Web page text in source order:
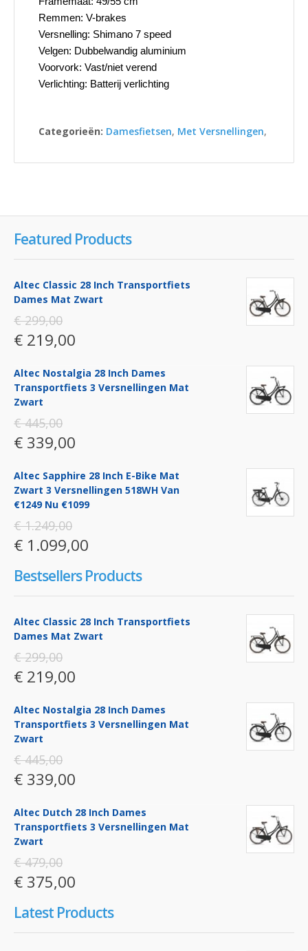
Remmen: V-brakes
Versnelling: Shimano 7 speed
Velgen: Dubbelwandig aluminium
Voorvork: Vast/niet verend
Verlichting: Batterij verlichting
Categorieën: Damesfietsen, Met Versnellingen,
Featured Products
Altec Classic 28 Inch Transportfiets
Dames Mat Zwart
€ 299,00
€ 219,00
Altec Nostalgia 28 Inch Dames
Transportfiets 3 Versnellingen Mat
Zwart
€ 445,00
€ 339,00
Altec Sapphire 28 Inch E-Bike Mat
Zwart 3 Versnellingen 518WH Van
€1249 Nu €1099
€ 1.249,00
€ 1.099,00
Bestsellers Products
Altec Classic 28 Inch Transportfiets
Dames Mat Zwart
€ 299,00
€ 219,00
Altec Nostalgia 28 Inch Dames
Transportfiets 3 Versnellingen Mat
Zwart
€ 445,00
€ 339,00
Altec Dutch 28 Inch Dames
Transportfiets 3 Versnellingen Mat
Zwart
€ 479,00
€ 375,00
Latest Products